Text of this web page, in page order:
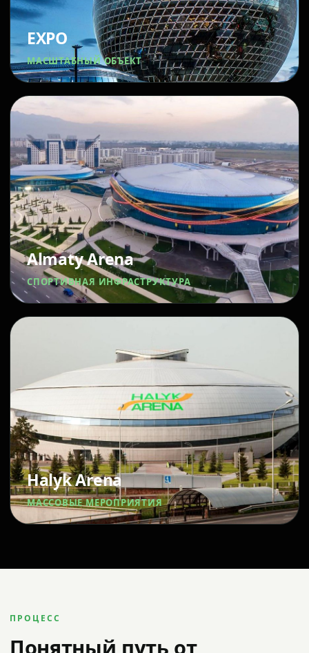
EXPO
МАСШТАБНЫЙ ОБЪЕКТ
Almaty Arena
СПОРТИВНАЯ ИНФРАСТРУКТУРА
Halyk Arena
МАССОВЫЕ МЕРОПРИЯТИЯ
ПРОЦЕСС
Понятный путь от